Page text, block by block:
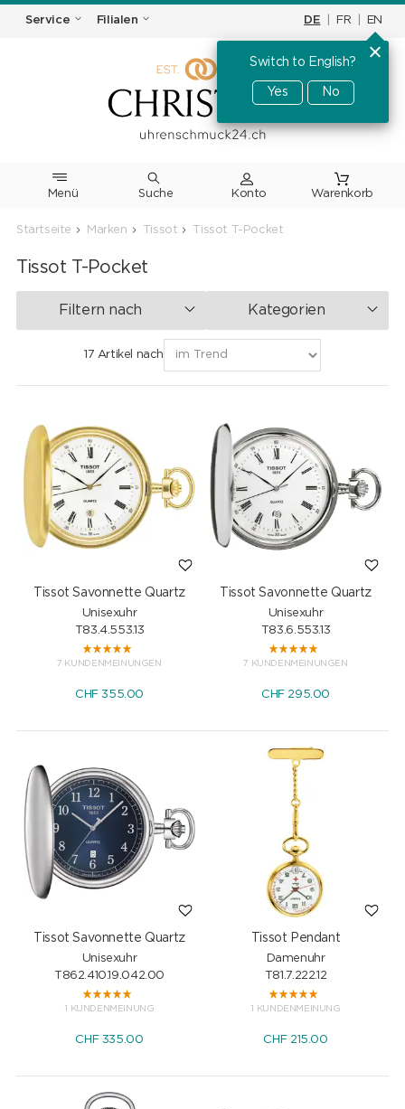
Service Filialen DE FR EN
Switch to English?
Yes No
Menü Suche Warenkorb
Startseite Marken Tissot Tissot T-Pocket
Tissot T-Pocket
Filtern nach Kategorien
17 Artikel nach
Tissot Savonnette Quartz
Unisexuhr
T83.4.553.13
7 KUNDENMEINUNGEN
CHF 355.00
Tissot Savonnette Quartz
Unisexuhr
T83.6.553.13
7 KUNDENMEINUNGEN
CHF 295.00
Tissot Savonnette Quartz
Unisexuhr
T862.410.19.042.00
1 KUNDENMEINUNG
CHF 335.00
Tissot Pendant
Damenuhr
T81.7.222.12
1 KUNDENMEINUNG
CHF 215.00